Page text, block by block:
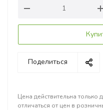
Поделиться
Цена действительна только
отличаться от цен в